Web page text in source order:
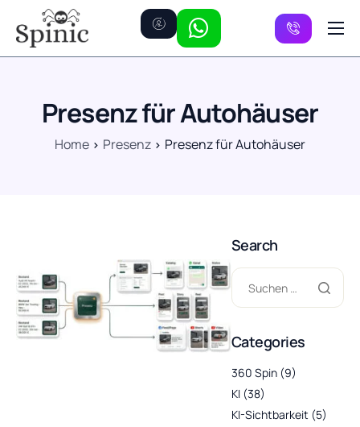
Preise
Kontakt
Presenz für Autohäuser
Home Presenz Presenz für Autohäuser
Search
Categories
360 Spin(9)
KI(38)
KI-Sichtbarkeit (5)